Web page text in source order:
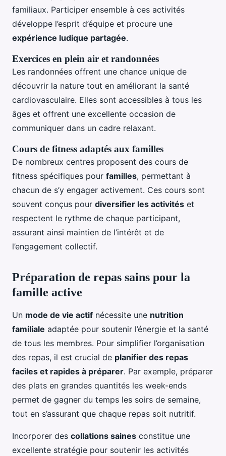
familiaux. Participer ensemble à ces activités
développe l’esprit d’équipe et procure une
expérience ludique partagée.
Exercices en plein air et randonnées
Les randonnées offrent une chance unique de
découvrir la nature tout en améliorant la santé
cardiovasculaire. Elles sont accessibles à tous les
âges et offrent une excellente occasion de
communiquer dans un cadre relaxant.
Cours de fitness adaptés aux familles
De nombreux centres proposent des cours de
fitness spécifiques pour familles, permettant à
chacun de s’y engager activement. Ces cours sont
souvent conçus pour diversifier les activités et
respectent le rythme de chaque participant,
assurant ainsi maintien de l’intérêt et de
l’engagement collectif.
Préparation de repas sains pour la
famille active
Un mode de vie actif nécessite une nutrition
familiale adaptée pour soutenir l’énergie et la santé
de tous les membres. Pour simplifier l’organisation
des repas, il est crucial de planifier des repas
faciles et rapides à préparer. Par exemple, préparer
des plats en grandes quantités les week-ends
permet de gagner du temps les soirs de semaine,
tout en s’assurant que chaque repas soit nutritif.
Incorporer des collations saines constitue une
excellente stratégie pour soutenir les activités